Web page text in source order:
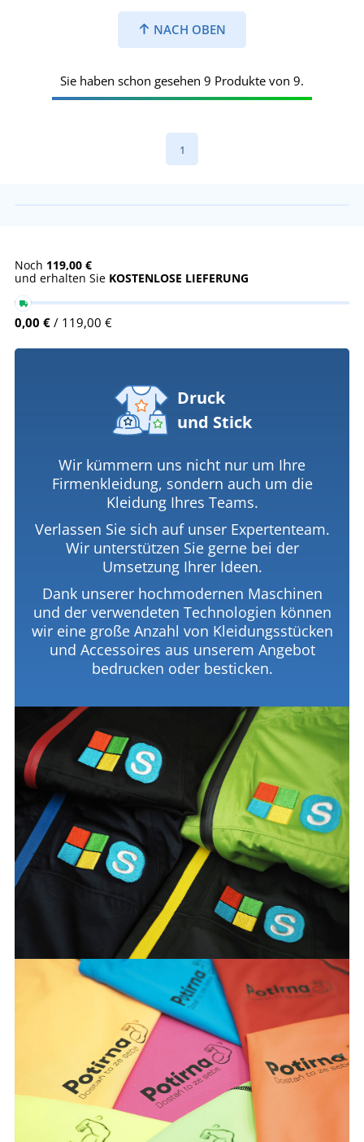
NACH OBEN
Sie haben schon gesehen 9 Produkte von 9.
1
Noch 119,00 €
und erhalten Sie KOSTENLOSE LIEFERUNG
0,00 € / 119,00 €
Druck
und Stick
Wir kümmern uns nicht nur um Ihre
Firmenkleidung, sondern auch um die
Kleidung Ihres Teams.
Verlassen Sie sich auf unser Expertenteam.
Wir unterstützen Sie gerne bei der
Umsetzung Ihrer Ideen.
Dank unserer hochmodernen Maschinen
und der verwendeten Technologien können
wir eine große Anzahl von Kleidungsstücken
und Accessoires aus unserem Angebot
bedrucken oder besticken.